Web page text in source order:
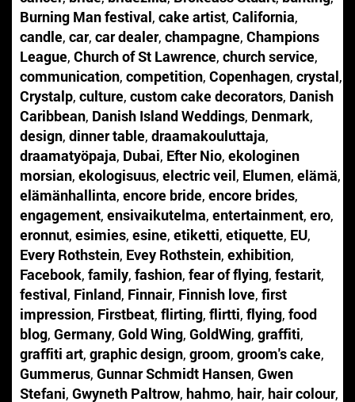
Burning Man festival, cake artist, California,
candle, car, car dealer, champagne, Champions
League, Church of St Lawrence, church service,
communication, competition, Copenhagen, crystal,
Crystalp, culture, custom cake decorators, Danish
Caribbean, Danish Island Weddings, Denmark,
design, dinner table, draamakouluttaja,
draamatyöpaja, Dubai, Efter Nio, ekologinen
morsian, ekologisuus, electric veil, Elumen, elämä,
elämänhallinta, encore bride, encore brides,
engagement, ensivaikutelma, entertainment, ero,
eronnut, esimies, esine, etiketti, etiquette, EU,
Every Rothstein, Evey Rothstein, exhibition,
Facebook, family, fashion, fear of flying, festarit,
festival, Finland, Finnair, Finnish love, first
impression, Firstbeat, flirting, flirtti, flying, food
blog, Germany, Gold Wing, GoldWing, graffiti,
graffiti art, graphic design, groom, groom's cake,
Gummerus, Gunnar Schmidt Hansen, Gwen
Stefani, Gwyneth Paltrow, hahmo, hair, hair colour,